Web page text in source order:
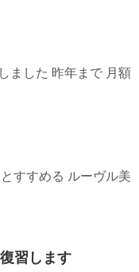
ました 昨年まで 月額
すすめる ルーヴル美
習します